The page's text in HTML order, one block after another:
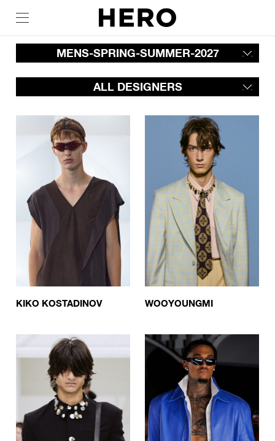
MENS-SPRING-SUMMER-2027
ALL DESIGNERS
KIKO KOSTADINOV WOOYOUNGMI